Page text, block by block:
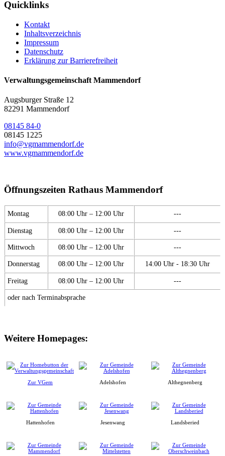
Quicklinks
Kontakt
Inhaltsverzeichnis
Impressum
Datenschutz
Erklärung zur Barrierefreiheit
Verwaltungsgemeinschaft Mammendorf
Augsburger Straße 12
82291 Mammendorf
08145 84-0
08145 1225
info@vgmammendorf.de
www.vgmammendorf.de
Öffnungszeiten Rathaus Mammendorf
Montag 08:00 Uhr – 12:00 Uhr ---
Dienstag 08:00 Uhr – 12:00 Uhr ---
Mittwoch 08:00 Uhr – 12:00 Uhr ---
Donnerstag 08:00 Uhr – 12:00 Uhr 14:00 Uhr - 18:30 Uhr
Freitag 08:00 Uhr – 12:00 Uhr ---
oder nach Terminabsprache
Weitere Homepages:
Zur VGem Adelshofen Althegnenberg
Hattenhofen Jesenwang Landsberied